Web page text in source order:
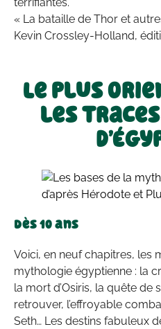
« La bataille de Thor et
Kevin Crossley-Holland,
Le plus
les traces
Dès 10 ans
Voici, en neuf chapitres, les
mythologie égyptienne : la
la mort d’Osiris, la quête de
retrouver, l’effroyable
Seth… Les destins fabuleux